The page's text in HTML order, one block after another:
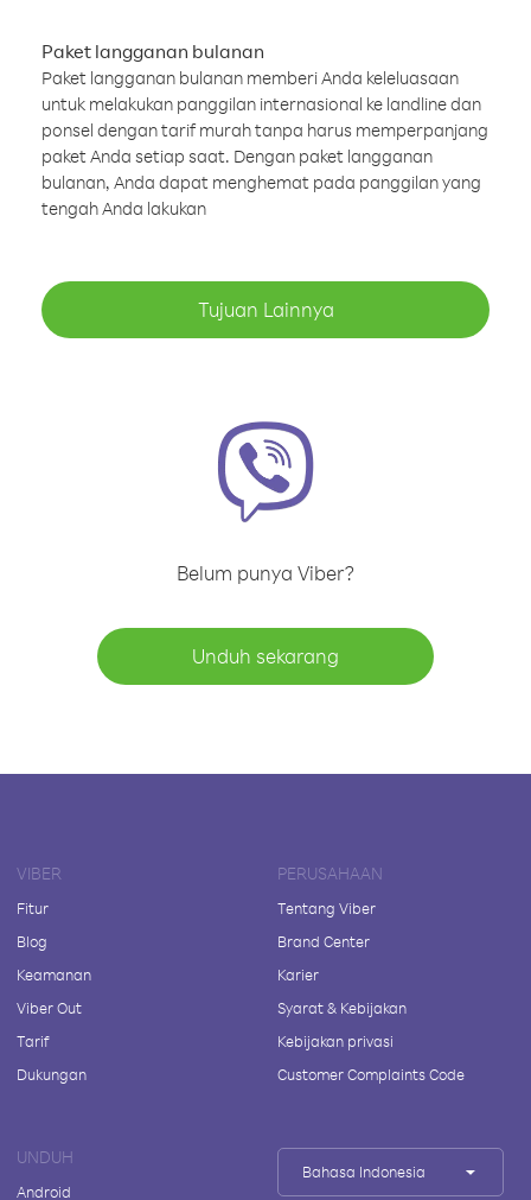
Paket langganan bulanan
Paket langganan bulanan memberi Anda keleluasaan
untuk melakukan panggilan internasional ke landline dan
ponsel dengan tarif murah tanpa harus memperpanjang
paket Anda setiap saat. Dengan paket langganan
bulanan, Anda dapat menghemat pada panggilan yang
tengah Anda lakukan
Tujuan Lainnya
Belum punya Viber?
Unduh sekarang
VIBER
Fitur
Blog
Keamanan
Viber Out
Tarif
Dukungan
PERUSAHAAN
Tentang Viber
Brand Center
Karier
Syarat & Kebijakan
Kebijakan privasi
Customer Complaints Code
UNDUH
Android
Bahasa Indonesia